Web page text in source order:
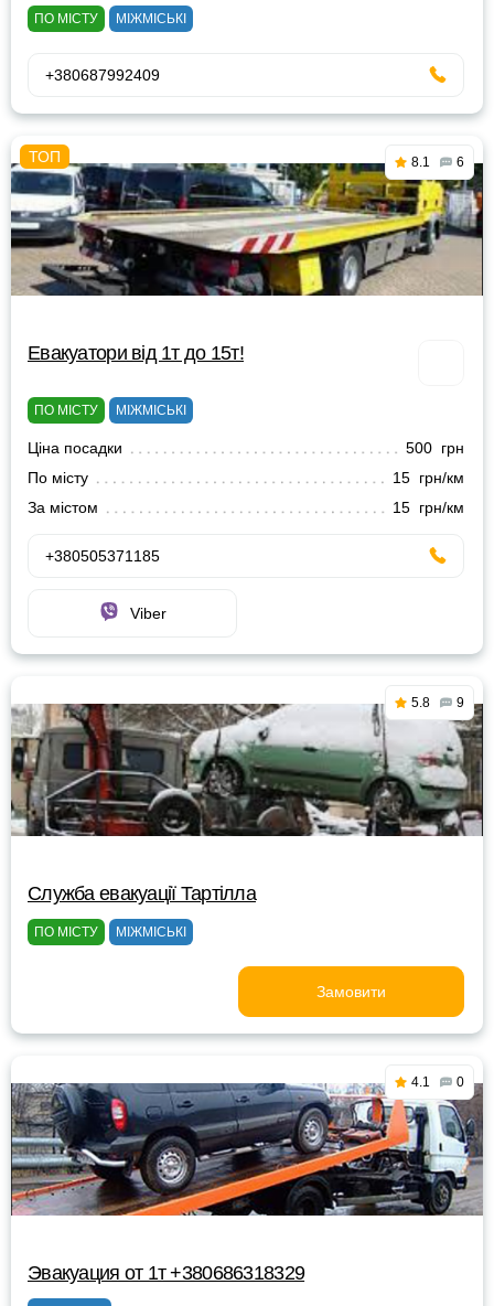
ПО МІСТУ МІЖМІСЬКІ
+380687992409
8.1 6
Евакуатори від 1т до 15т!
ПО МІСТУ МІЖМІСЬКІ
Ціна посадки
500 грн
По місту
15 грн/км
За містом
15 грн/км
+380505371185
Viber
5.8 9
Служба евакуації Тартілла
ПО МІСТУ МІЖМІСЬКІ
Замовити
4.1 0
Эвакуация от 1т +380686318329